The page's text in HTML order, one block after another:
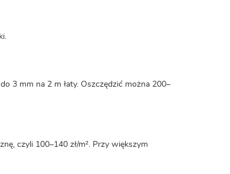
3 mm na 2 m łaty. Oszczędzić można 200–
czyli 100–140 zł/m². Przy większym